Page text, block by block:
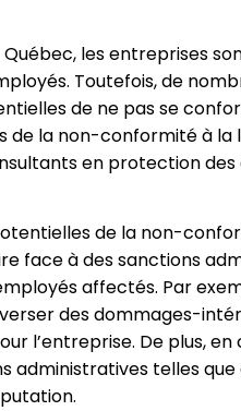
les entreprises
Toutefois, de
de ne pas se
la non-conformité à la
en protection des
de la non-
face à des sanctions
affectés. Par
des dommages-
l’entreprise. De plus, en
administratives telles